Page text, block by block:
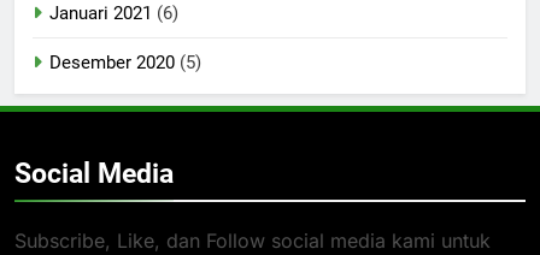
Januari 2021 (6)
Desember 2020 (5)
Social Media
Subscribe, Like, dan Follow social media kami untuk